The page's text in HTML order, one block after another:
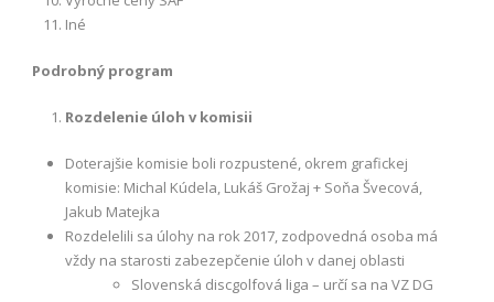
Iné
Podrobný program
Rozdelenie úloh v komisii
Doterajšie komisie boli rozpustené, okrem grafickej
komisie: Michal Kúdela, Lukáš Grožaj + Soňa Švecová,
Jakub Matejka
Rozdelelili sa úlohy na rok 2017, zodpovedná osoba má
vždy na starosti zabezepčenie úloh v danej oblasti
Slovenská discgolfová liga – určí sa na VZ DG